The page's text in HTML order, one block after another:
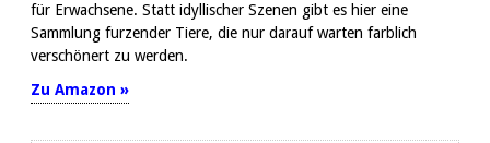
für Erwachsene. Statt idyllischer Szenen gibt es hier eine
Sammlung furzender Tiere, die nur darauf warten farblich
verschönert zu werden.
Zu Amazon »